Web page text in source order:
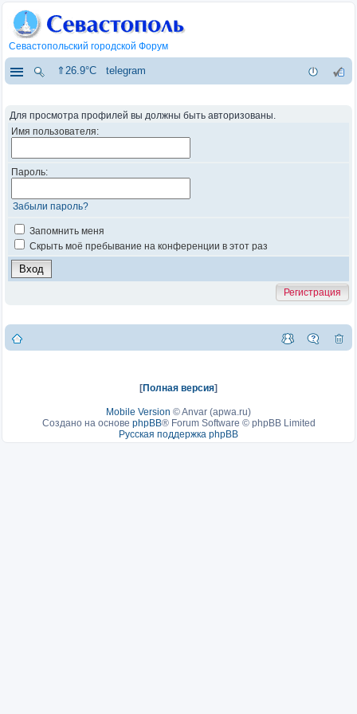
Севастопольский городской Форум
⇑26.9°C telegram
Для просмотра профилей вы должны быть авторизованы.
Имя пользователя:
Пароль:
Забыли пароль?
Запомнить меня
Скрыть моё пребывание на конференции в этот раз
Регистрация
[Полная версия]
Mobile Version ©Anvar (apwa.ru)
Создано на основе phpBB® Forum Software © phpBB Limited
Русская поддержка phpBB